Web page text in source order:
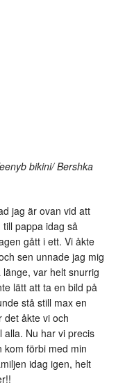
bikini/ Bershka
jag är ovan vid att
pappa idag så
gått i ett. Vi åkte
sen unnade jag mig
var helt snurrig
lätt att ta en bild på
stå still max en
det åkte vi och
alla. Nu har vi precis
kom förbi med min
idag igen, helt